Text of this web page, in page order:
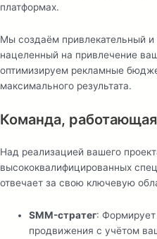
платформах.
Мы создаём привлекательный и
нацеленный на привлечение
оптимизируем рекламные
максимального результата.
Команда,
Над реализацией вашего
высококвалифицированных
отвечает за свою ключевую
SMM-стратег:
продвижения с учётом